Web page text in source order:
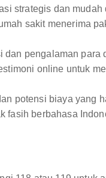
strategis dan
sakit menerima
dan pengalaman para
online untuk
potensi biaya yang
fasih berbahasa